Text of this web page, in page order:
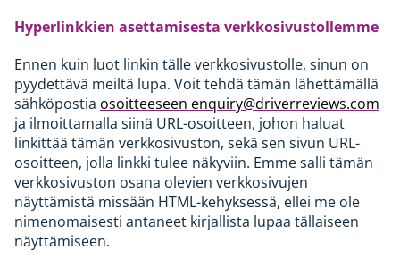
Hyperlinkkien asettamisesta verkkosivustollemme
Ennen kuin luot linkin tälle verkkosivustolle, sinun on
pyydettävä meiltä lupa. Voit tehdä tämän lähettämällä
sähköpostia osoitteeseen enquiry@driverreviews.com
ja ilmoittamalla siinä URL-osoitteen, johon haluat
linkittää tämän verkkosivuston, sekä sen sivun URL-
osoitteen, jolla linkki tulee näkyviin. Emme salli tämän
verkkosivuston osana olevien verkkosivujen
näyttämistä missään HTML-kehyksessä, ellei me ole
nimenomaisesti antaneet kirjallista lupaa tällaiseen
näyttämiseen.